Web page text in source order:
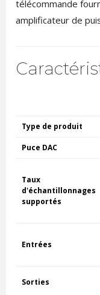
télécommande
amplificateur de
Type de produit
Puce DAC
Taux
d'échantillonnages
supportés
Entrées
Sorties